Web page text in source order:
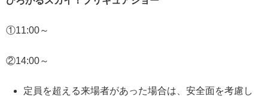
①11:00～
②14:00～
定員を超える来場者があった場合は、安全面を考慮し